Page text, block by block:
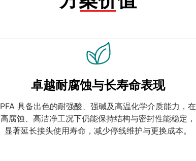
卓越耐腐蚀与长寿命表现
PFA 具备出色的耐强酸、强碱及高温化学介质能力，在
高腐蚀、高洁净工况下仍能保持结构与密封性能稳定，
显著延长接头使用寿命，减少停线维护与更换成本。